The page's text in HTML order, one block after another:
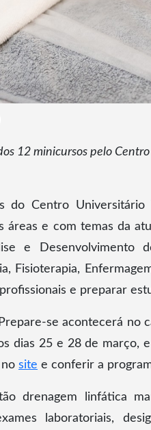
12 minicursos pelo
do Centro Universitário
áreas e com temas da
e Desenvolvimento
Fisioterapia,
e preparar
se acontecerá no
dias 25 e 28 de março,
site e conferir a
drenagem linfática
laboratoriais,